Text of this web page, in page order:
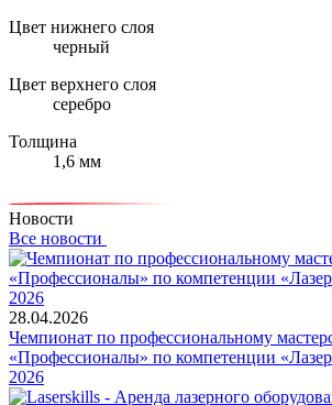
Цвет нижнего слоя
черный
Цвет верхнего слоя
серебро
Толщина
1,6 мм
Новости
Все новости
28.04.2026
Чемпионат по профессиональному
«Профессионалы» по компетенции
2026